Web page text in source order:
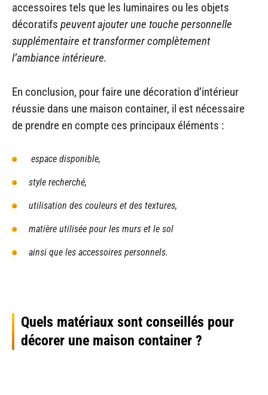
accessoires tels que les luminaires ou les objets
décoratifs peuvent ajouter une touche personnelle
supplémentaire et transformer complètement
l’ambiance intérieure.
En conclusion, pour faire une décoration d’intérieur
réussie dans une maison container, il est nécessaire
de prendre en compte ces principaux éléments :
espace disponible,
style recherché,
utilisation des couleurs et des textures,
matière utilisée pour les murs et le sol
ainsi que les accessoires personnels.
Quels matériaux sont conseillés pour
décorer une maison container ?